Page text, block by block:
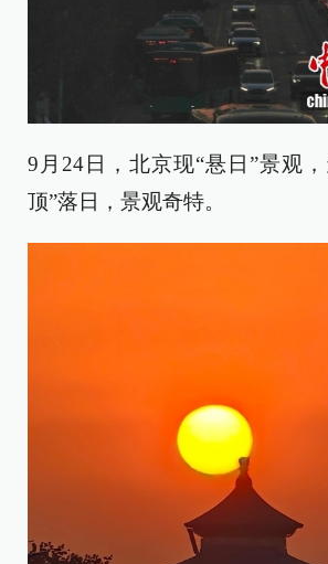
9月24日，北京现“悬日”景观
顶”落日，景观奇特。